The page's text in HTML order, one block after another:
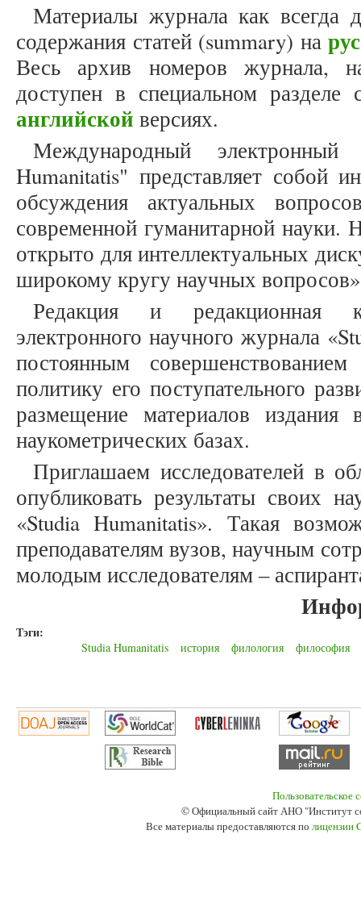
Материалы журнала как всегда
содержания статей (summary) на
Весь архив номеров журнала,
доступен в специальном
английской версиях.
Международный
Humanitatis" представляет собой
обсуждения актуальных
современной гуманитарной науки.
открыто для интеллектуальных
широкому кругу научных
Редакция и редакционная
электронного научного журнала
постоянным
политику его поступательного
размещение материалов
наукометрических базах.
Приглашаем исследователей в
опубликовать результаты своих
«Studia Humanitatis». Такая
преподавателям вузов, научным
молодым исследователям –
Тэги:
Studia Humanitatis история филология философия
Пользовательское
© Официальный сайт АНО "Институт
Все материалы предоставляются по лицензии